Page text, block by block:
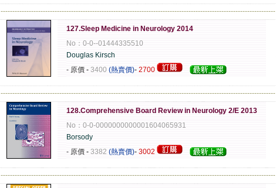
---------------------------------------------------------------------------------------------------------------------
127.Sleep Medicine in Neurology 2014
No：0-0--01444335510
Douglas Kirsch
- 原價 - 3400 (熱賣價)- 2700
---------------------------------------------------------------------------------------------------------------------
128.Comprehensive Board Review in Neurology 2/E 2013
No：0-0-0000000000001604065931
Borsody
- 原價 - 3382 (熱賣價)- 3002
---------------------------------------------------------------------------------------------------------------------